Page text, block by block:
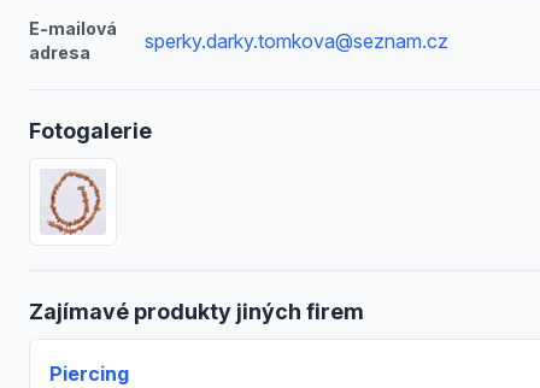
E-mailová
adresa
sperky.darky.tomkova@seznam.cz
Fotogalerie
Zajímavé produkty jiných firem
Piercing